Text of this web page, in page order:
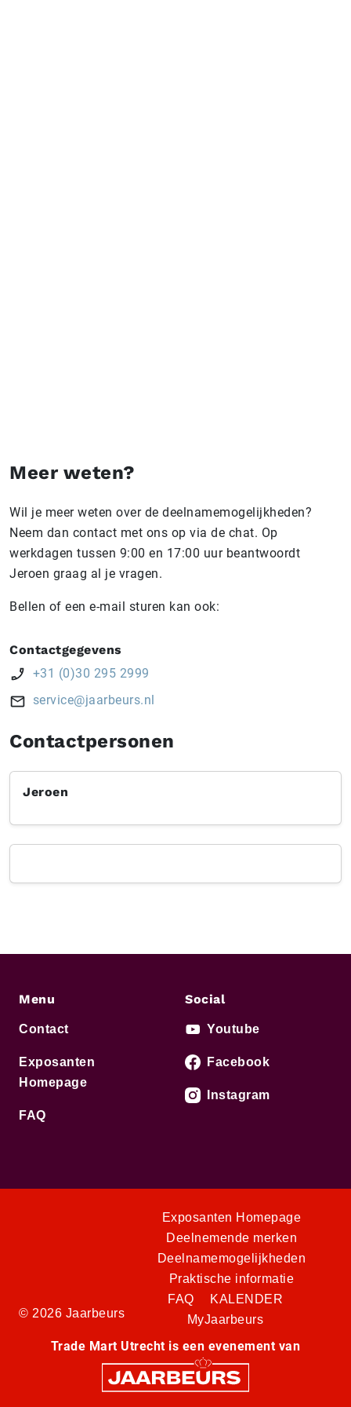
Meer weten?
Wil je meer weten over de deelnamemogelijkheden?
Neem dan contact met ons op via de chat. Op
werkdagen tussen 9:00 en 17:00 uur beantwoordt
Jeroen graag al je vragen.
Bellen of een e-mail sturen kan ook:
Contactgegevens
+31 (0)30 295 2999
service@jaarbeurs.nl
Contactpersonen
Jeroen
Menu
Contact
Exposanten
Homepage
FAQ
Social
Youtube
Facebook
Instagram
© 2026 Jaarbeurs
Exposanten Homepage
Deelnemende merken
Deelnamemogelijkheden
Praktische informatie
FAQ
KALENDER
MyJaarbeurs
Trade Mart Utrecht is een evenement van